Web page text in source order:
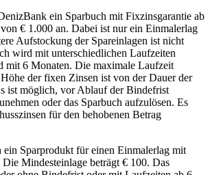
ein Sparbuch mit Fixzinsgarantie ab
€ 1.000 an. Dabei ist nur ein Einmalerlag
Aufstockung der Spareinlagen ist nicht
wird mit unterschiedlichen Laufzeiten
mit 6 Monaten. Die maximale Laufzeit
der fixen Zinsen ist von der Dauer der
ist möglich, vor Ablauf der Bindefrist
oder das Sparbuch aufzulösen. Es
für den behobenen Betrag
ein Sparprodukt für einen Einmalerlag mit
Mindesteinlage beträgt € 100. Das